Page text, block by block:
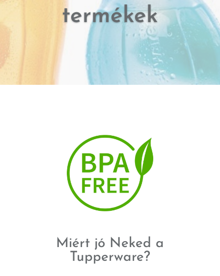
termékek
Miért jó Neked a
Tupperware?